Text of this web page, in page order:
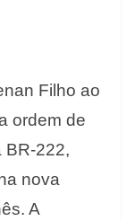
Filho ao
ordem de
BR-222,
nova
A